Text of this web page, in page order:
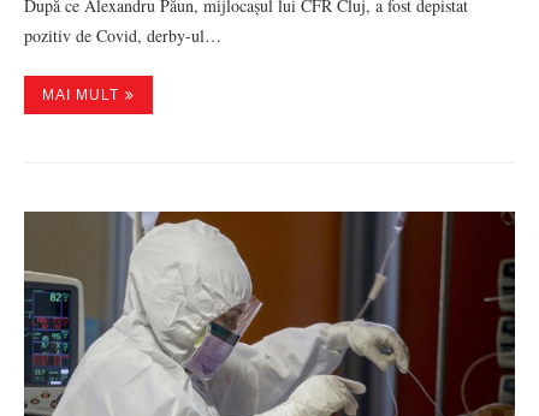
După ce Alexandru Păun, mijlocașul lui CFR Cluj, a fost depistat
pozitiv de Covid, derby-ul…
MAI MULT